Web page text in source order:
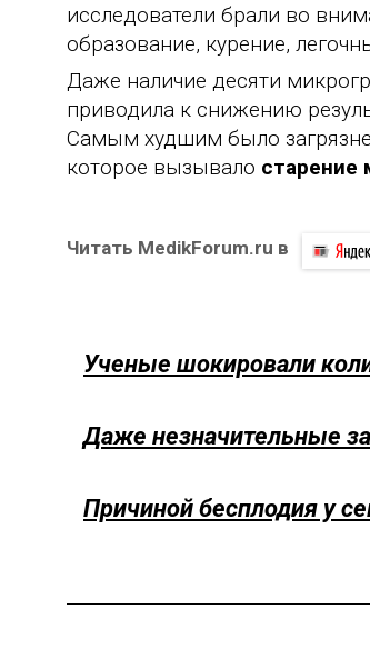
исследователи брали во
образование, курение,
Даже наличие десяти
приводила к снижению
Самым худшим было
которое вызывало старение
Читать MedikForum.ru в
Ученые шокировали
Даже незначительные
Причиной бесплодия у